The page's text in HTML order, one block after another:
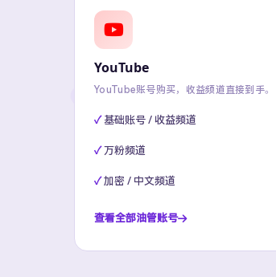
YouTube
YouTube账号购买，收益频道直接到手。
基础账号 / 收益频道
万粉频道
加密 / 中文频道
查看全部油管账号